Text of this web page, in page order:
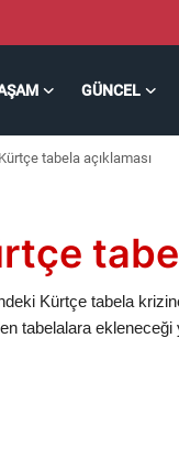
GÜNCEL
tabela açıklaması
Kürtçe tabela
tabelalara ekleneceği